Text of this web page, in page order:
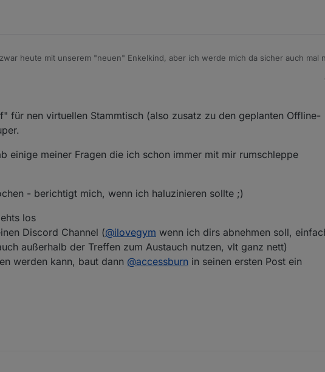
heute mit unserem "neuen" Enkelkind, aber ich werde mich da sicher auch mal
für nen virtuellen Stammtisch (also zusatz zu den geplanten Offline-
einige meiner Fragen die ich schon immer mit mir rumschleppe
- berichtigt mich, wenn ich haluzinieren sollte ;)
los
Discord Channel (@ilovegym wenn ich dirs abnehmen soll,
außerhalb der Treffen zum Austauch nutzen, vlt ganz nett)
werden kann, baut dann @accessburn in seinen ersten Post ein